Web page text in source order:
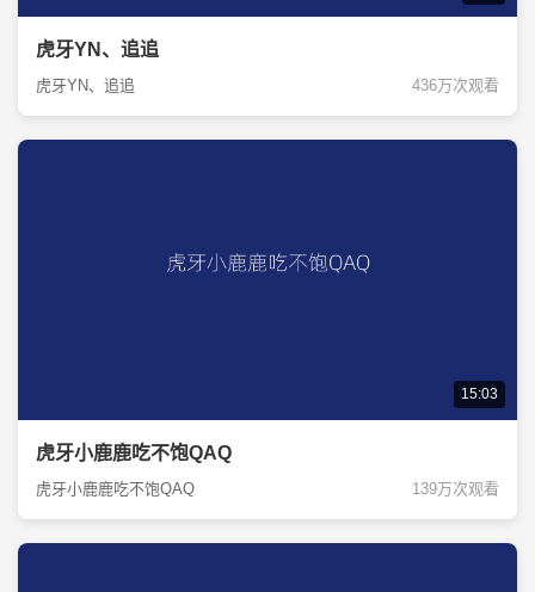
虎牙YN、追追
虎牙YN、追追 436万次观看
15:03
虎牙小鹿鹿吃不饱QAQ
虎牙小鹿鹿吃不饱QAQ 139万次观看